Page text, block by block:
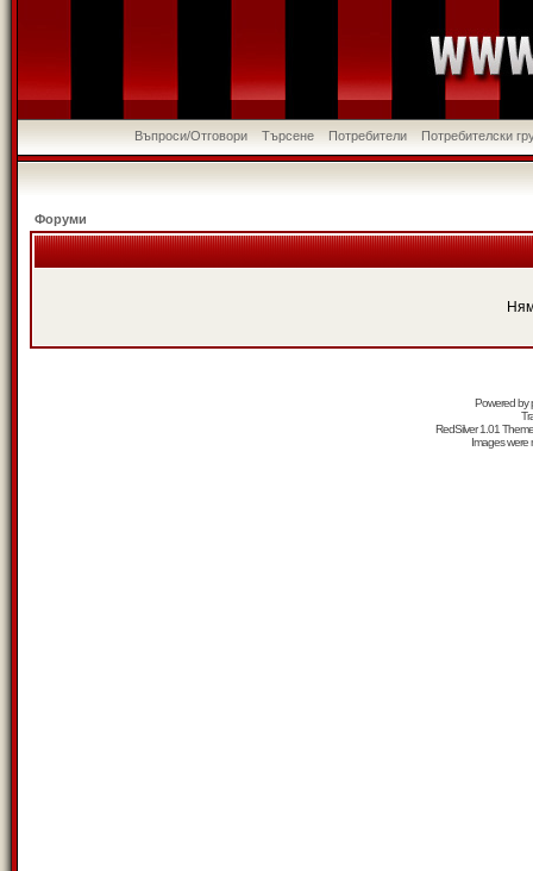
Въпроси/Отговори Търсене Потребители Потребителски
Форуми
Powered by
RedSilver 1.01
Images were